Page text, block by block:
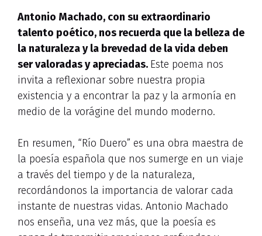
Antonio Machado, con su extraordinario
talento poético, nos recuerda que la belleza de
la naturaleza y la brevedad de la vida deben
ser valoradas y apreciadas. Este poema nos
invita a reflexionar sobre nuestra propia
existencia y a encontrar la paz y la armonía en
medio de la vorágine del mundo moderno.
En resumen, “Río Duero” es una obra maestra de
la poesía española que nos sumerge en un viaje
a través del tiempo y de la naturaleza,
recordándonos la importancia de valorar cada
instante de nuestras vidas. Antonio Machado
nos enseña, una vez más, que la poesía es